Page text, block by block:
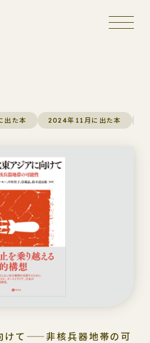
出た本 2024年11月に出た本
けて——非核兵器地帯の可